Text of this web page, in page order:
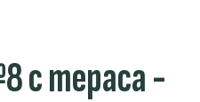
с тераса -